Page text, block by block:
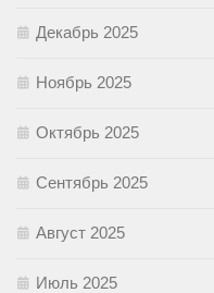
Декабрь 2025
Ноябрь 2025
Октябрь 2025
Сентябрь 2025
Август 2025
Июль 2025